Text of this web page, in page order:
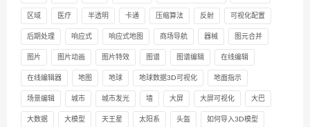
区域 医疗 半透明 卡通 压缩算法 反射 可视化配置
后期处理 响应式 响应式地图 商场导航 器械 图元合并
图片 图片动画 图片特效 图谱 图谱编辑 在线编辑
在线编辑器 地图 地球 地球数据3D可视化 地面指示
场景编辑 城市 城市发光 墙 大屏 大屏可视化 大巴
大数据 大模型 天王星 太阳系 头盔 如何导入3D模型